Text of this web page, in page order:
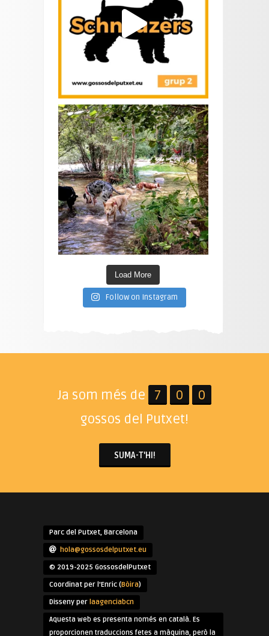
Load More
Follow on Instagram
Ja som més de 7 0
0
gossos del Putxet!
SUMA-T'HI!
Parc del Putxet, Barcelona
hola@gossosdelputxet.eu
© 2019-2025 GossosdelPutxet
Coordinat per l'Enric (Bòira)
Disseny per laagenciabcn
Aquesta web es presenta només en català. Es
proporcionen traduccions fetes a màquina, però la